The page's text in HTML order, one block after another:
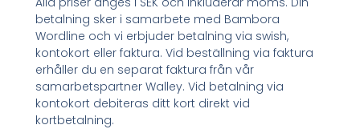
betalning sker i samarbete med Bambora
Wordline och vi erbjuder betalning via swish,
kontokort eller faktura. Vid beställning via faktura
erhåller du en separat faktura från vår
samarbetspartner Walley. Vid betalning via
kontokort debiteras ditt kort direkt vid
kortbetalning.